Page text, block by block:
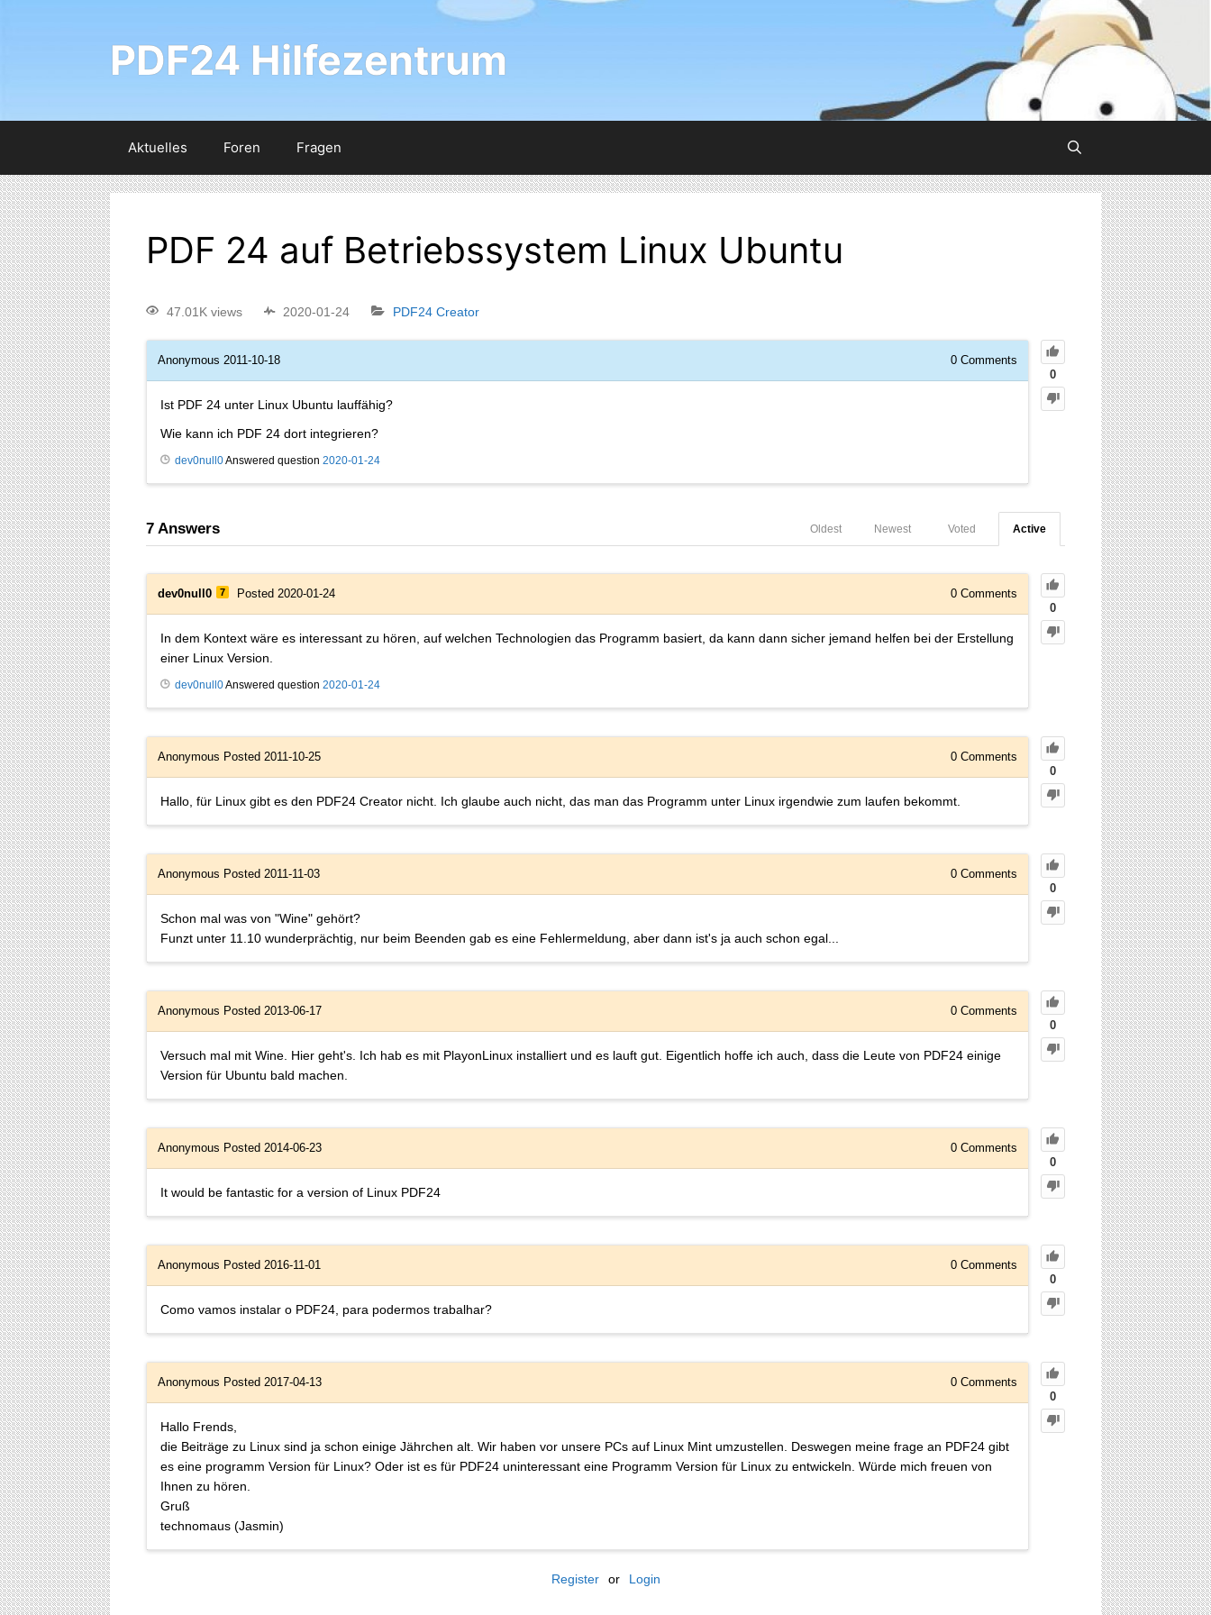
PDF24 Hilfezentrum
Aktuelles Foren Fragen
PDF 24 auf Betriebssystem Linux Ubuntu
47.01K views 2020-01-24 PDF24 Creator
0
Anonymous 2011-10-18 0 Comments
Ist PDF 24 unter Linux Ubuntu lauffähig?
Wie kann ich PDF 24 dort integrieren?
dev0null0Answered question 2020-01-24
7 Answers Active
Voted
Newest
Oldest
0
dev0null0 7 Posted 2020-01-24 0 Comments
In dem Kontext wäre es interessant zu hören, auf welchen Technologien das Programm basiert, da kann dann sicher jemand helfen bei der Erstellung
einer Linux Version.
dev0null0Answered question 2020-01-24
0
Anonymous Posted 2011-10-25 0 Comments
Hallo, für Linux gibt es den PDF24 Creator nicht. Ich glaube auch nicht, das man das Programm unter Linux irgendwie zum laufen bekommt.
0
Anonymous Posted 2011-11-03 0 Comments
Schon mal was von "Wine" gehört?
Funzt unter 11.10 wunderprächtig, nur beim Beenden gab es eine Fehlermeldung, aber dann ist's ja auch schon egal...
0
Anonymous Posted 2013-06-17 0 Comments
Versuch mal mit Wine. Hier geht's. Ich hab es mit PlayonLinux installiert und es lauft gut. Eigentlich hoffe ich auch, dass die Leute von PDF24 einige
Version für Ubuntu bald machen.
0
Anonymous Posted 2014-06-23 0 Comments
It would be fantastic for a version of Linux PDF24
0
Anonymous Posted 2016-11-01 0 Comments
Como vamos instalar o PDF24, para podermos trabalhar?
0
Anonymous Posted 2017-04-13 0 Comments
Hallo Frends,
die Beiträge zu Linux sind ja schon einige Jährchen alt. Wir haben vor unsere PCs auf Linux Mint umzustellen. Deswegen meine frage an PDF24 gibt
es eine programm Version für Linux? Oder ist es für PDF24 uninteressant eine Programm Version für Linux zu entwickeln. Würde mich freuen von
Ihnen zu hören.
Gruß
technomaus (Jasmin)
Register or Login